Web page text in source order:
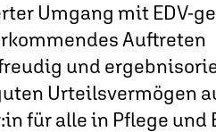
Umgang mit EDV-
Auftreten
und
Urteilsvermögen
für alle in Pflege